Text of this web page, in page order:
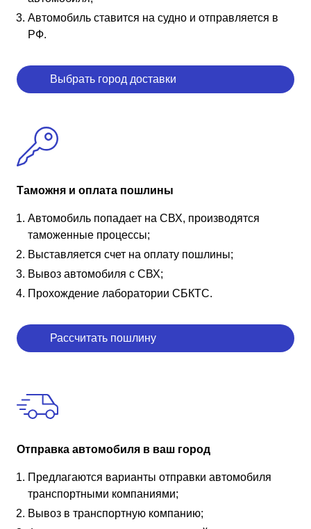
Автомобиль ставится на судно и отправляется в
РФ.
Выбрать город доставки
Таможня и оплата пошлины
Автомобиль попадает на СВХ, производятся
таможенные процессы;
Выставляется счет на оплату пошлины;
Вывоз автомобиля с СВХ;
Прохождение лаборатории СБКТС.
Рассчитать пошлину
Отправка автомобиля в ваш город
Предлагаются варианты отправки автомобиля
транспортными компаниями;
Вывоз в транспортную компанию;